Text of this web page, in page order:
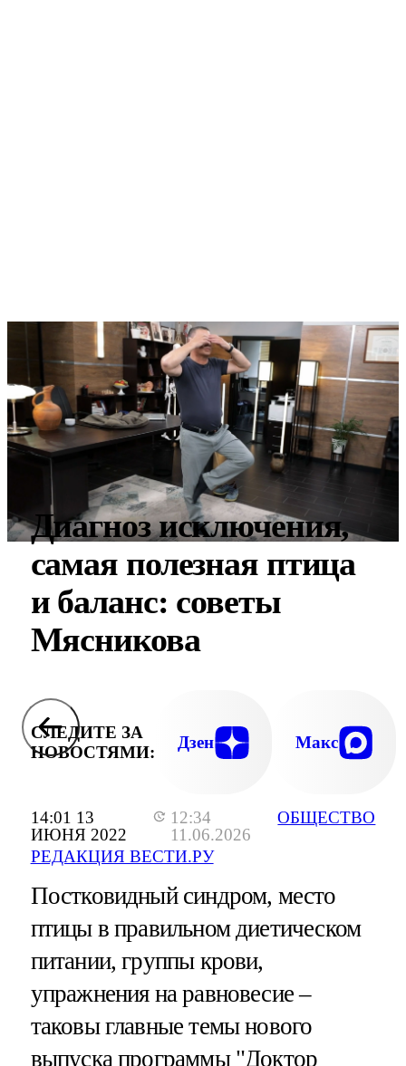
14:01 13
ИЮНЯ 2022
12:34
11.06.2026
РЕДАКЦИЯ ВЕСТИ.РУ
ОБЩЕСТВО
Диагноз исключения,
самая полезная птица
и баланс: советы
Мясникова
СЛЕДИТЕ ЗА
НОВОСТЯМИ:
Дзен Макс
Постковидный синдром, место
птицы в правильном диетическом
питании, группы крови,
упражнения на равновесие –
таковы главные темы нового
выпуска программы "Доктор